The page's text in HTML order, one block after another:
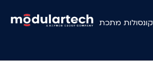
קונסולות מתכת